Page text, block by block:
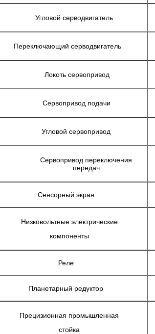
Угловой серводвигатель
Переключающий серводвигатель
Локоть сервопривод
Сервопривод подачи
Угловой сервопривод
Сервопривод переключения
передач
Сенсорный экран
Низковольтные электрические
компоненты
Реле
Планетарный редуктор
Прецизионная промышленная
стойка